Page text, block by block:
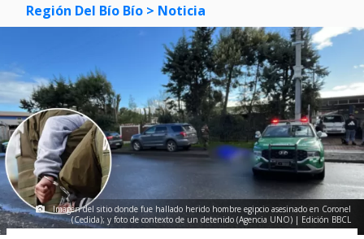
Región Del Bío Bío > Noticia
Imagen del sitio donde fue hallado herido hombre egipcio asesinado en Coronel
(Cedida); y foto de contexto de un detenido (Agencia UNO) | Edición BBCL